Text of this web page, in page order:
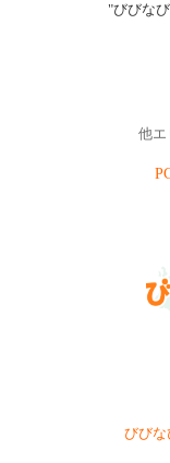
"びびな
他エ
びびな